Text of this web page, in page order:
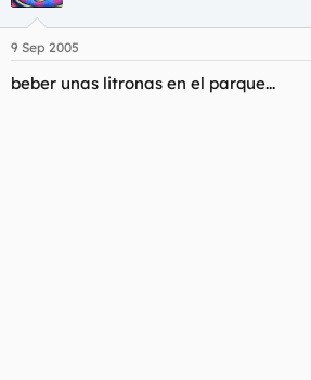
9 Sep 2005
beber unas litronas en el parque...